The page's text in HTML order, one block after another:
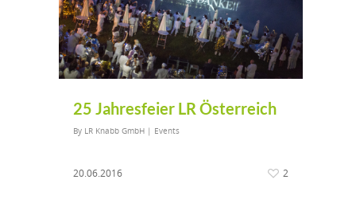
25 Jahresfeier LR Österreich
By LR Knabb GmbH | Events
20.06.2016 2